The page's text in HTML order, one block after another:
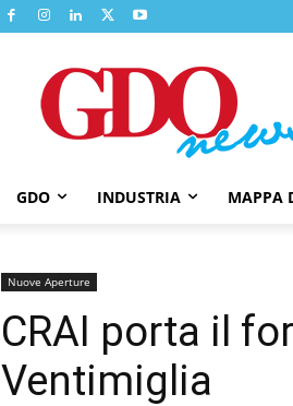
GDO INDUSTRIA MAPPA
Nuove Aperture
CRAI porta il
Ventimiglia